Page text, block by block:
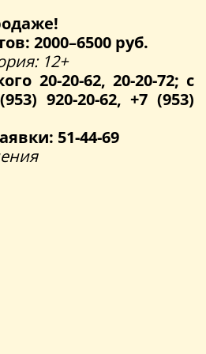
2000–6500 руб.
12+
20-20-62, 20-20-72; с
920-20-62, +7 (953)
51-44-69